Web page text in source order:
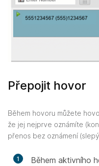
Přepojit hovor
Během hovoru můžete
že jej nejprve oznámíte
přenos bez oznámení
1
Během aktivního